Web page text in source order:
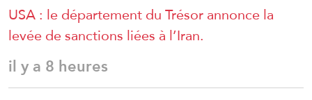
USA : le département du Trésor annonce la
levée de sanctions liées à l’Iran.
il y a 8 heures